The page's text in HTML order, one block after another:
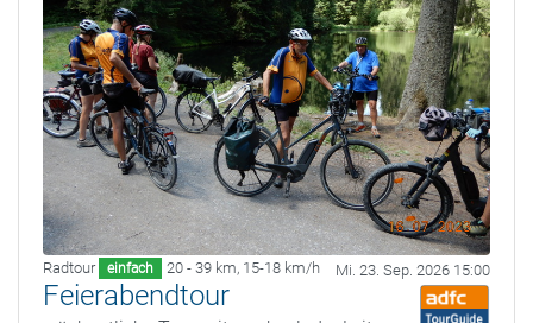
Radtour einfach 20 - 39 km, 15-18 km/h Mi. 23. Sep. 2026 15:00
Feierabendtour